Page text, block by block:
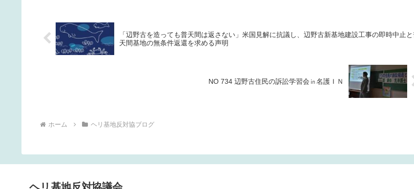
「辺野古を造っても普天間は返さない」米国見解に抗議し、辺野古新基地建設工事の即時中止
天間基地の無条件返還を求める声明
NO 734 辺野古住民の訴訟学習会㏌名護ＩＮ
ホーム ヘリ基地反対協ブログ
ヘリ基地反対協議会